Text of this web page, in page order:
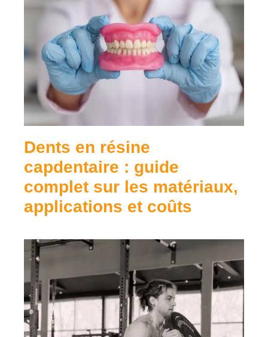
Dents en résine
capdentaire : guide
complet sur les matériaux,
applications et coûts